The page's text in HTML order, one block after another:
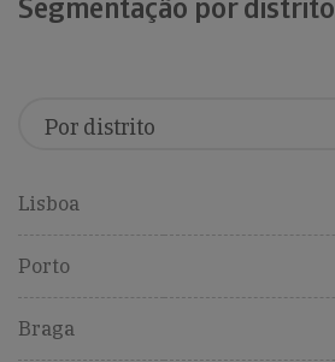
Segmentação por distrito
Lisboa
Porto
Braga